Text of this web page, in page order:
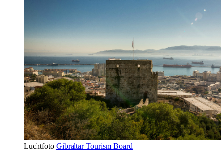
Luchtfoto Gibraltar Tourism Board